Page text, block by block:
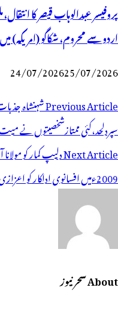
پروفیسر عبدالوہاب قیصر کا
اردو سے محروم، شکاگو (امریکہ)
24/07/202625/07/2026
پوسٹوں
کی
نیویگیشن
Previous Articleشہنشاہ
سپردلحد،کئی ممتازشخصیتوں نے
Next Articleدلیپ کمار کو
2009ءمیں افسانوی اداکار کو اعزازی ڈاکٹریٹ عطا کی تھی
About سحر نیوز